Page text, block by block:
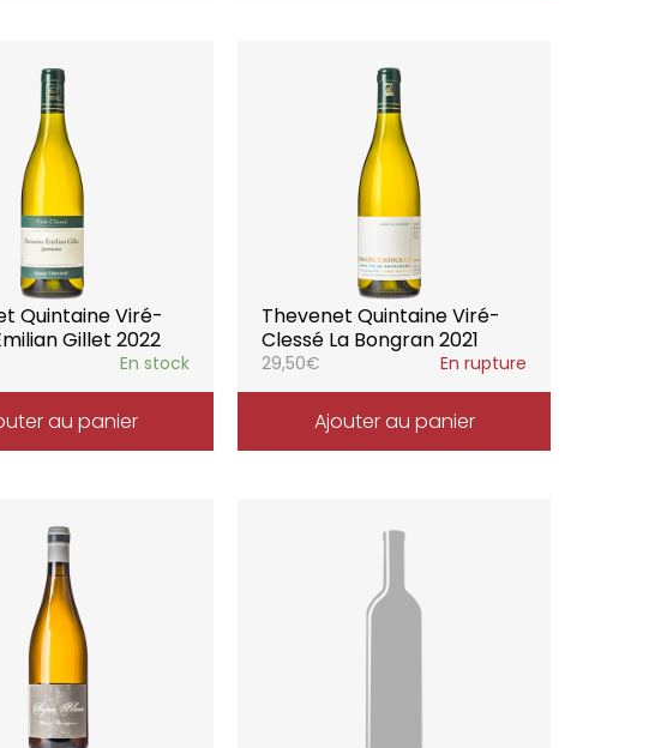
Quintaine Viré-
Gillet 2022
En stock
au panier
Thevenet Quintaine Viré-
Clessé La Bongran 2021
29,50€ En rupture
Ajouter au panier